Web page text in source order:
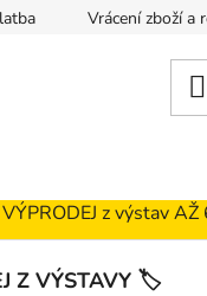
Vrácení zboží a
VÝPRODEJ z výstav
Z VÝSTAVY 🏷️